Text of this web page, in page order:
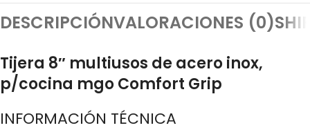
DESCRIPCIÓNVALORACIONES (0)
Tijera 8″ multiusos de acero inox,
p/cocina mgo Comfort Grip
INFORMACIÓN TÉCNICA